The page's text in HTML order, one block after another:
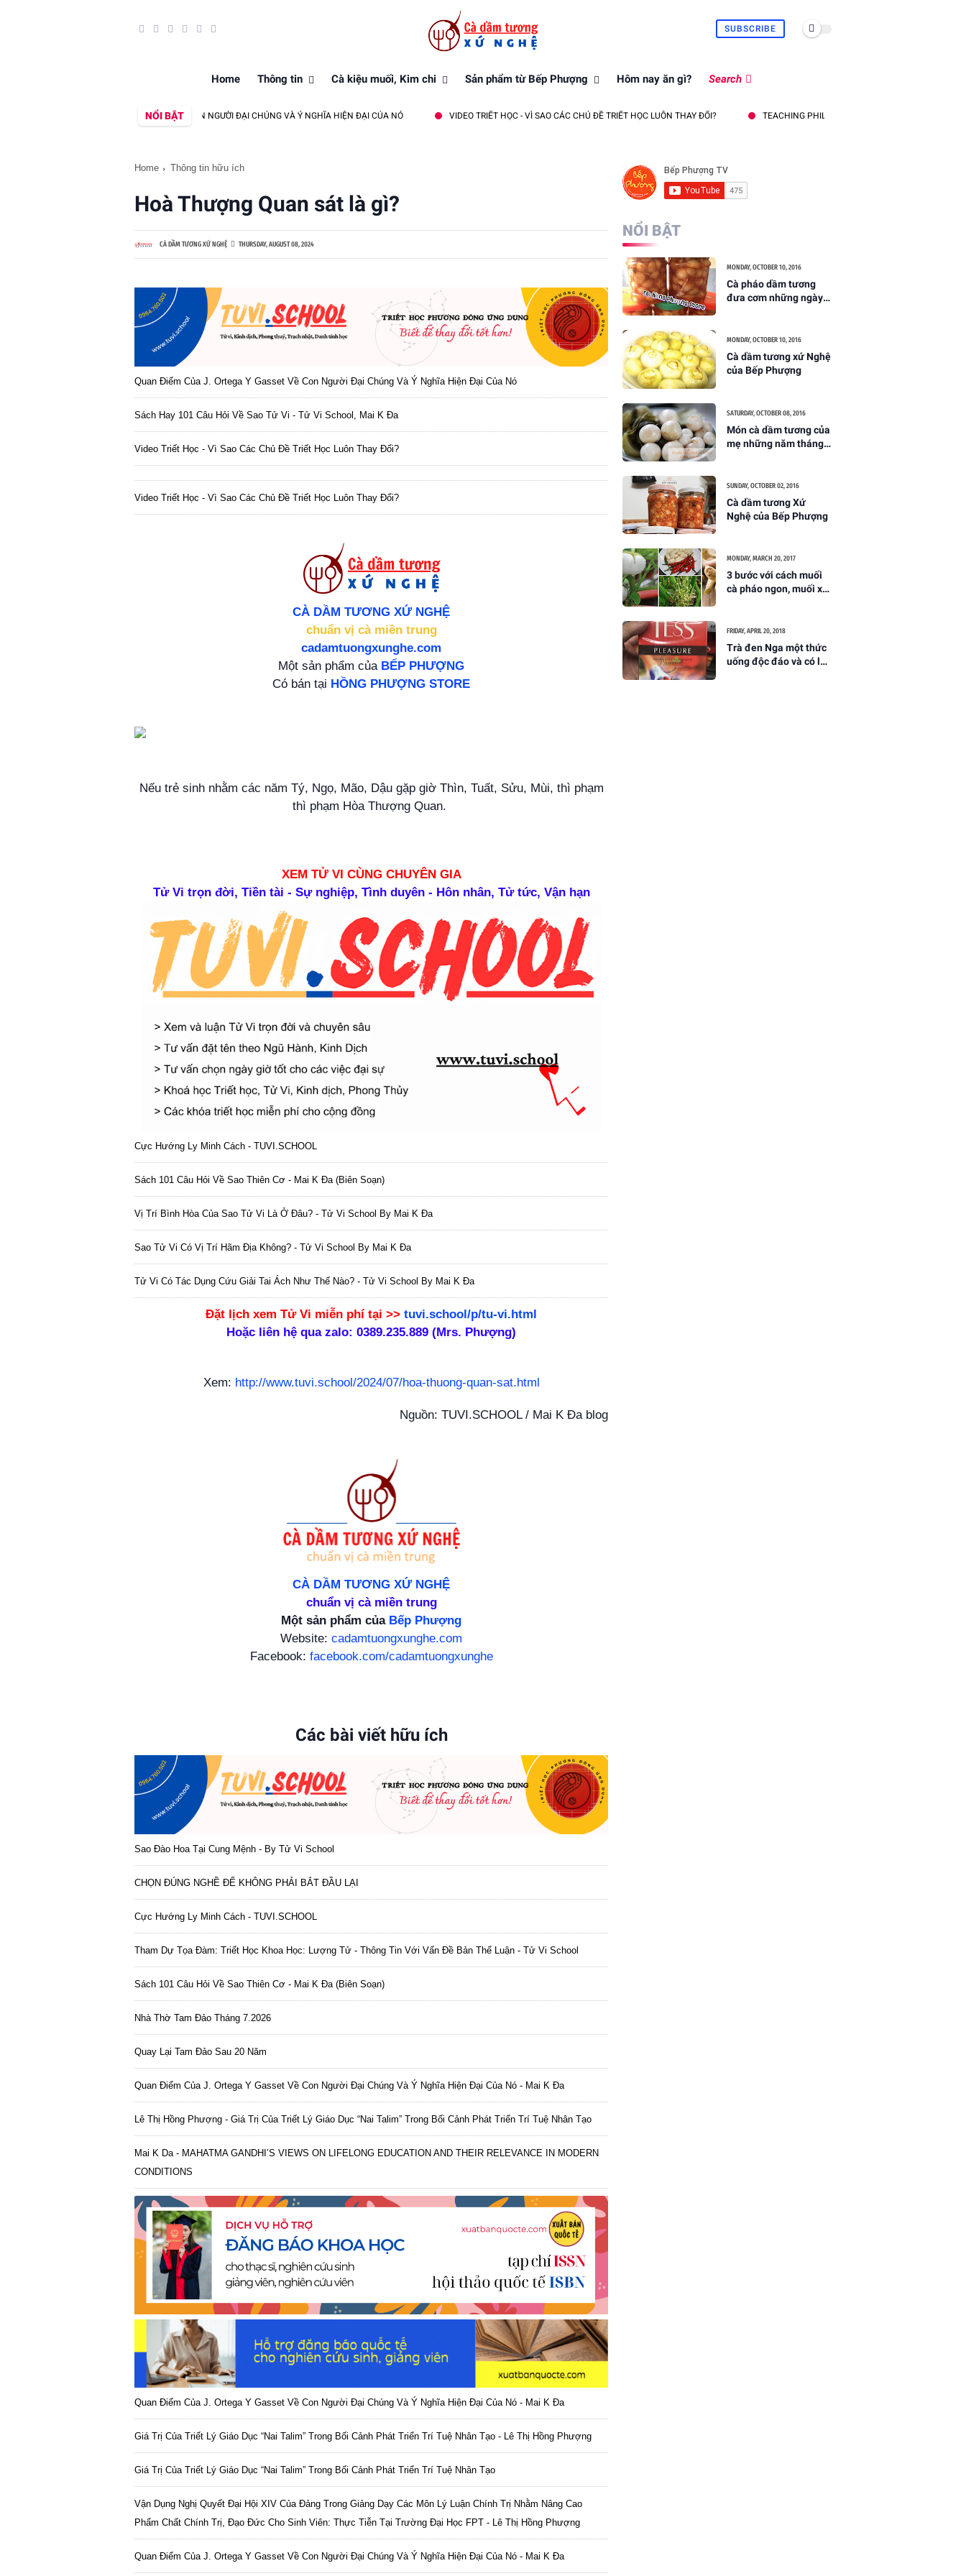
SUBSCRIBE
Home Thông tin Cà kiệu muối, Kim chi Sản phẩm từ Bếp Phượng Hôm nay ăn gì? Search
NỔI BẬT
ĐIỂM CỦA J. ORTEGA Y GASSET VỀ CON NGƯỜI ĐẠI CHÚNG VÀ Ý NGHĨA HIỆN ĐẠI CỦA NÓ VIDEO TRIẾT HỌC - VÌ SAO CÁC CHỦ ĐỀ TRIẾT HỌC LUÔN THAY ĐỔI? TEACHING PHILOSOPHY TO ENGINEERING AND
Home Thông tin hữu ích
Hoà Thượng Quan sát là gì?
CÀ DẦM TƯƠNG XỨ NGHỆ THURSDAY, AUGUST 08, 2024
Quan Điểm Của J. Ortega Y Gasset Về Con Người Đại Chúng Và Ý Nghĩa Hiện Đại Của Nó
Sách Hay 101 Câu Hỏi Về Sao Tử Vi - Tử Vi School, Mai K Đa
Video Triết Học - Vì Sao Các Chủ Đề Triết Học Luôn Thay Đổi?
Video Triết Học - Vì Sao Các Chủ Đề Triết Học Luôn Thay Đổi?
CÀ DẦM TƯƠNG XỨ NGHỆ
chuẩn vị cà miền trung
cadamtuongxunghe.com
Một sản phẩm của BẾP PHƯỢNG
Có bán tại HỒNG PHƯỢNG STORE
Nếu trẻ sinh nhằm các năm Tý, Ngọ, Mão, Dậu gặp giờ Thìn, Tuất, Sửu, Mùi, thì phạm
thì phạm Hòa Thượng Quan.
XEM TỬ VI CÙNG CHUYÊN GIA
Tử Vi trọn đời, Tiền tài - Sự nghiệp, Tình duyên - Hôn nhân, Tử tức, Vận hạn
Cực Hướng Ly Minh Cách - TUVI.SCHOOL
Sách 101 Câu Hỏi Về Sao Thiên Cơ - Mai K Đa (biên Soạn)
Vị Trí Bình Hòa Của Sao Tử Vi Là Ở Đâu? - Tử Vi School By Mai K Đa
Sao Tử Vi Có Vị Trí Hãm Địa Không? - Tử Vi School By Mai K Đa
Tử Vi Có Tác Dụng Cứu Giải Tai Ách Như Thế Nào? - Tử Vi School By Mai K Đa
Đặt lịch xem Tử Vi miễn phí tại >> tuvi.school/p/tu-vi.html
Hoặc liên hệ qua zalo: 0389.235.889 (Mrs. Phượng)
Xem: http://www.tuvi.school/2024/07/hoa-thuong-quan-sat.html
Nguồn: TUVI.SCHOOL / Mai K Đa blog
CÀ DẦM TƯƠNG XỨ NGHỆ
chuẩn vị cà miền trung
Một sản phẩm của Bếp Phượng
Website: cadamtuongxunghe.com
Facebook: facebook.com/cadamtuongxunghe
Các bài viết hữu ích
Sao Đào Hoa Tại Cung Mệnh - By Tử Vi School
CHỌN ĐÚNG NGHỀ ĐỂ KHÔNG PHẢI BẮT ĐẦU LẠI
Cực Hướng Ly Minh Cách - TUVI.SCHOOL
Tham Dự Tọa Đàm: Triết Học Khoa Học: Lượng Tử - Thông Tin Với Vấn Đề Bản Thể Luận - Tử Vi School
Sách 101 Câu Hỏi Về Sao Thiên Cơ - Mai K Đa (biên Soạn)
Nhà Thờ Tam Đảo Tháng 7.2026
Quay Lại Tam Đảo Sau 20 Năm
Quan Điểm Của J. Ortega Y Gasset Về Con Người Đại Chúng Và Ý Nghĩa Hiện Đại Của Nó - Mai K Đa
Lê Thị Hồng Phượng - Giá Trị Của Triết Lý Giáo Dục “Nai Talim” Trong Bối Cảnh Phát Triển Trí Tuệ Nhân Tạo
Mai K Da - MAHATMA GANDHI’S VIEWS ON LIFELONG EDUCATION AND THEIR RELEVANCE IN MODERN
CONDITIONS
Quan Điểm Của J. Ortega Y Gasset Về Con Người Đại Chúng Và Ý Nghĩa Hiện Đại Của Nó - Mai K Đa
Giá Trị Của Triết Lý Giáo Dục “Nai Talim” Trong Bối Cảnh Phát Triển Trí Tuệ Nhân Tạo - Lê Thị Hồng Phượng
Giá Trị Của Triết Lý Giáo Dục “Nai Talim” Trong Bối Cảnh Phát Triển Trí Tuệ Nhân Tạo
Vận Dụng Nghị Quyết Đại Hội XIV Của Đảng Trong Giảng Dạy Các Môn Lý Luận Chính Trị Nhằm Nâng Cao
Phẩm Chất Chính Trị, Đạo Đức Cho Sinh Viên: Thực Tiễn Tại Trường Đại Học FPT - Lê Thị Hồng Phượng
Quan Điểm Của J. Ortega Y Gasset Về Con Người Đại Chúng Và Ý Nghĩa Hiện Đại Của Nó - Mai K Đa
NỔI BẬT
MONDAY, OCTOBER 10, 2016
Cà pháo dầm tương
đưa cơm những ngày
MONDAY, OCTOBER 10, 2016
Cà dầm tương xứ Nghệ
của Bếp Phượng
SATURDAY, OCTOBER 08, 2016
Món cà dầm tương của
mẹ những năm tháng
SUNDAY, OCTOBER 02, 2016
Cà dầm tương Xứ
Nghệ của Bếp Phượng
MONDAY, MARCH 20, 2017
3 bước với cách muối
cà pháo ngon, muối xổi
FRIDAY, APRIL 20, 2018
Trà đen Nga một thức
uống độc đáo và có lợi